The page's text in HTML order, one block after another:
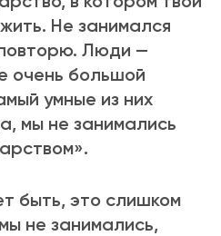
Не занимался
Люди —
очень большой
умные из них
мы не занимались
быть, это слишком
не занимались,